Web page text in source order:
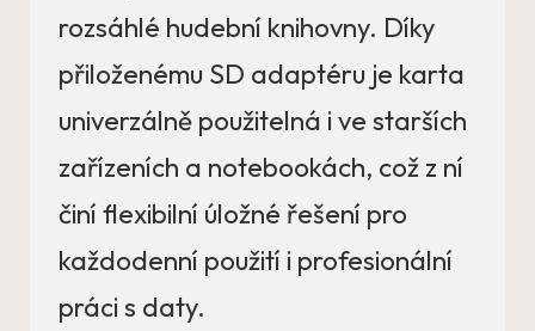
rozsáhlé hudební knihovny. Díky
přiloženému SD adaptéru je karta
univerzálně použitelná i ve starších
zařízeních a notebookách, což z ní
činí flexibilní úložné řešení pro
každodenní použití i profesionální
práci s daty.